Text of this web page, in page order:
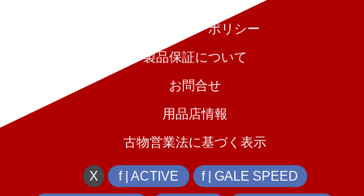
プライバシーポリシー
製品保証について
お問合せ
用品店情報
古物営業法に基づく表示
X f | ACTIVE f | GALE SPEED